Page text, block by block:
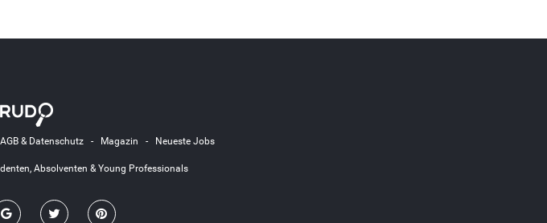
AGB & Datenschutz- Magazin - Neueste Jobs
Absolventen & Young Professionals